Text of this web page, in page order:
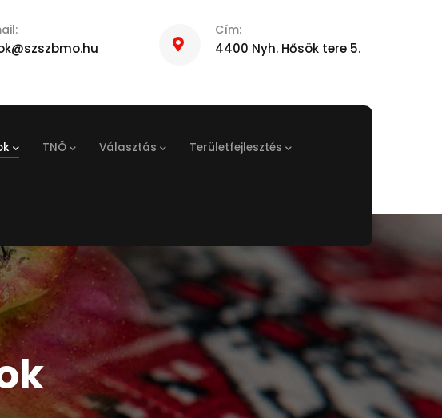
Cím:
4400 Nyh. Hősök tere 5.
TNÖ Választás Területfejlesztés